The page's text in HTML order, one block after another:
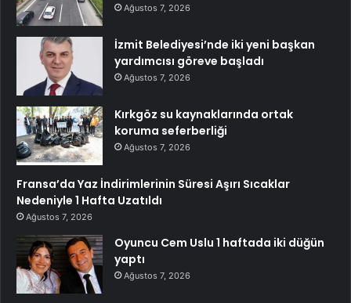
Ağustos 7, 2026
İzmit Belediyesi’nde iki yeni başkan
yardımcısı göreve başladı
Ağustos 7, 2026
Kırkgöz su kaynaklarında ortak
koruma seferberliği
Ağustos 7, 2026
Fransa’da Yaz İndirimlerinin Süresi Aşırı Sıcaklar
Nedeniyle 1 Hafta Uzatıldı
Ağustos 7, 2026
Oyuncu Cem Uslu 1 haftada iki düğün
yaptı
Ağustos 7, 2026